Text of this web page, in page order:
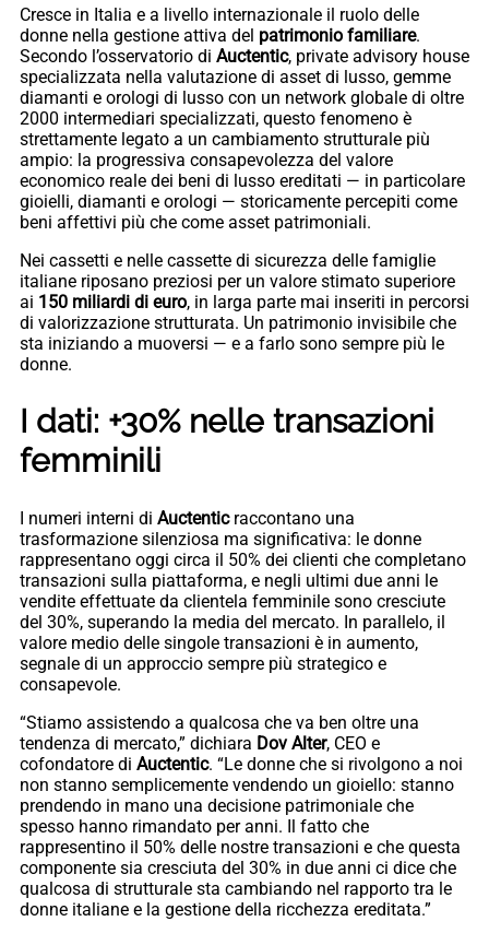
Cresce in Italia e a livello internazionale il ruolo delle
donne nella gestione attiva del patrimonio familiare.
Secondo l’osservatorio di Auctentic, private advisory house
specializzata nella valutazione di asset di lusso, gemme
diamanti e orologi di lusso con un network globale di oltre
2000 intermediari specializzati, questo fenomeno è
strettamente legato a un cambiamento strutturale più
ampio: la progressiva consapevolezza del valore
economico reale dei beni di lusso ereditati — in particolare
gioielli, diamanti e orologi — storicamente percepiti come
beni affettivi più che come asset patrimoniali.
Nei cassetti e nelle cassette di sicurezza delle famiglie
italiane riposano preziosi per un valore stimato superiore
ai 150 miliardi di euro, in larga parte mai inseriti in percorsi
di valorizzazione strutturata. Un patrimonio invisibile che
sta iniziando a muoversi — e a farlo sono sempre più le
donne.
I dati: +30% nelle transazioni
femminili
I numeri interni di Auctentic raccontano una
trasformazione silenziosa ma significativa: le donne
rappresentano oggi circa il 50% dei clienti che completano
transazioni sulla piattaforma, e negli ultimi due anni le
vendite effettuate da clientela femminile sono cresciute
del 30%, superando la media del mercato. In parallelo, il
valore medio delle singole transazioni è in aumento,
segnale di un approccio sempre più strategico e
consapevole.
“Stiamo assistendo a qualcosa che va ben oltre una
tendenza di mercato,” dichiara Dov Alter, CEO e
cofondatore di Auctentic. “Le donne che si rivolgono a noi
non stanno semplicemente vendendo un gioiello: stanno
prendendo in mano una decisione patrimoniale che
spesso hanno rimandato per anni. Il fatto che
rappresentino il 50% delle nostre transazioni e che questa
componente sia cresciuta del 30% in due anni ci dice che
qualcosa di strutturale sta cambiando nel rapporto tra le
donne italiane e la gestione della ricchezza ereditata.”